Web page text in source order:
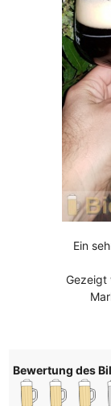
Ein
Gezeigt
Bewertung des